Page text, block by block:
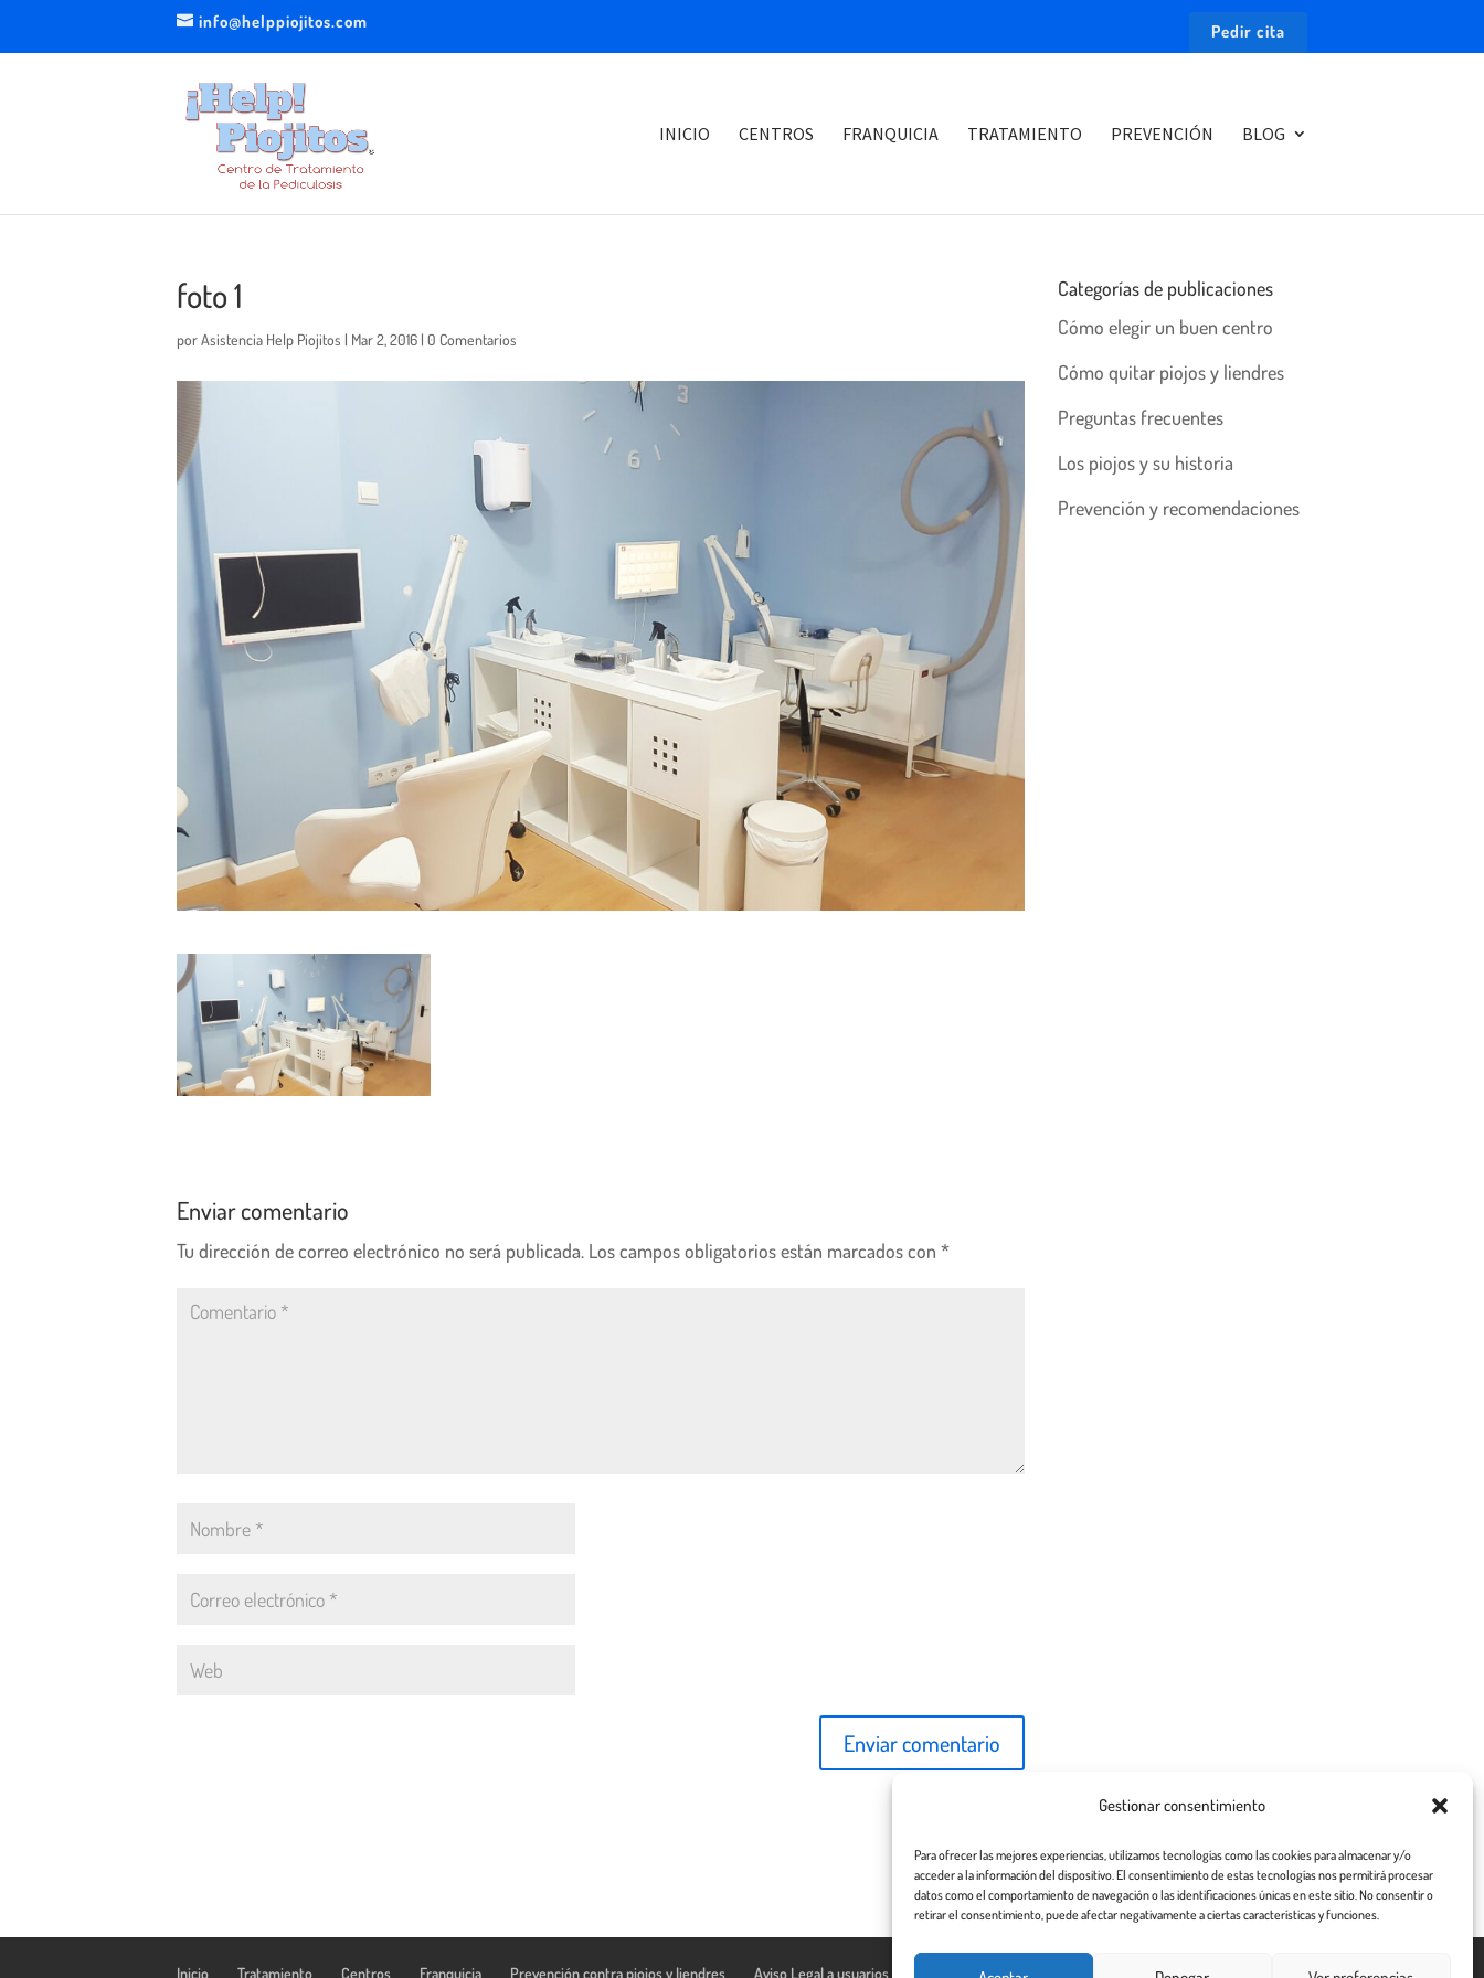
Gestionar consentimiento
Para ofrecer las mejores experiencias, utilizamos tecnologías como las cookies para almacenar y/o
acceder a la información del dispositivo. El consentimiento de estas tecnologías nos permitirá procesar
datos como el comportamiento de navegación o las identificaciones únicas en este sitio. No consentir o
retirar el consentimiento, puede afectar negativamente a ciertas características y funciones.
info@helppiojitos.com Pedir cita
INICIO CENTROS FRANQUICIA TRATAMIENTO PREVENCIÓN BLOG
foto 1
porAsistencia Help Piojitos | Mar 2, 2016 | 0 Comentarios
Enviar comentario
Tu dirección de correo electrónico no será publicada. Los campos obligatorios están marcados con *
Categorías de publicaciones
Cómo elegir un buen centro
Cómo quitar piojos y liendres
Preguntas frecuentes
Los piojos y su historia
Prevención y recomendaciones
Inicio Tratamiento Centros Franquicia Prevención contra piojos y liendres Aviso Legal a usuarios de esta web